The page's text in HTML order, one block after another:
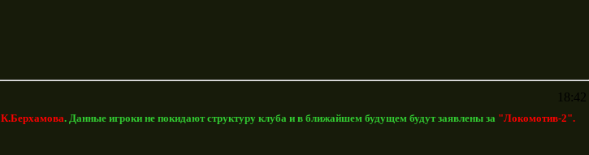
18:42
К.Берхамова. Данные игроки не покидают структуру клуба и в ближайшем будущем будут заявлены за "Локомотив-2".